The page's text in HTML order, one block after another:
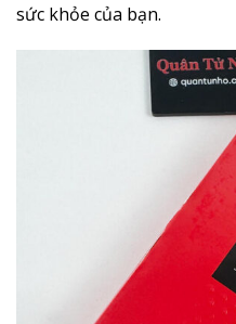
sức khỏe của bạn.